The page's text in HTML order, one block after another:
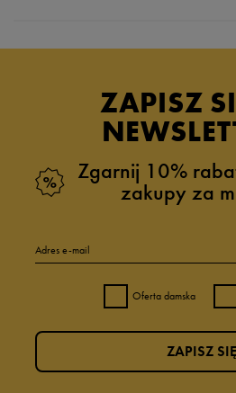
ZAPISZ
Zgarnij 10%
zakupy za
Adres e-mail
Oferta damska
ZAPISZ SIĘ